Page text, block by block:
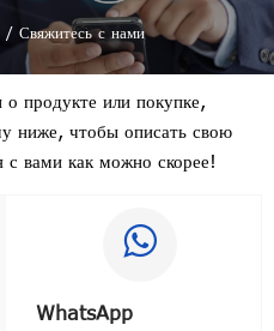
/ Свяжитесь с нами
продукте или покупке,
ниже, чтобы описать свою
вами как можно скорее!

WhatsApp